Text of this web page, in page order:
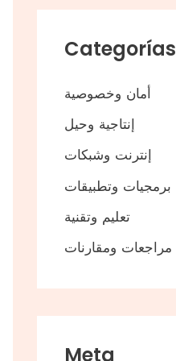
Categorías
أمان وخصوصية
إنتاجية وحيل
إنترنت وشبكات
برمجيات وتطبيقات
تعليم وتقنية
مراجعات ومقارنات
Meta